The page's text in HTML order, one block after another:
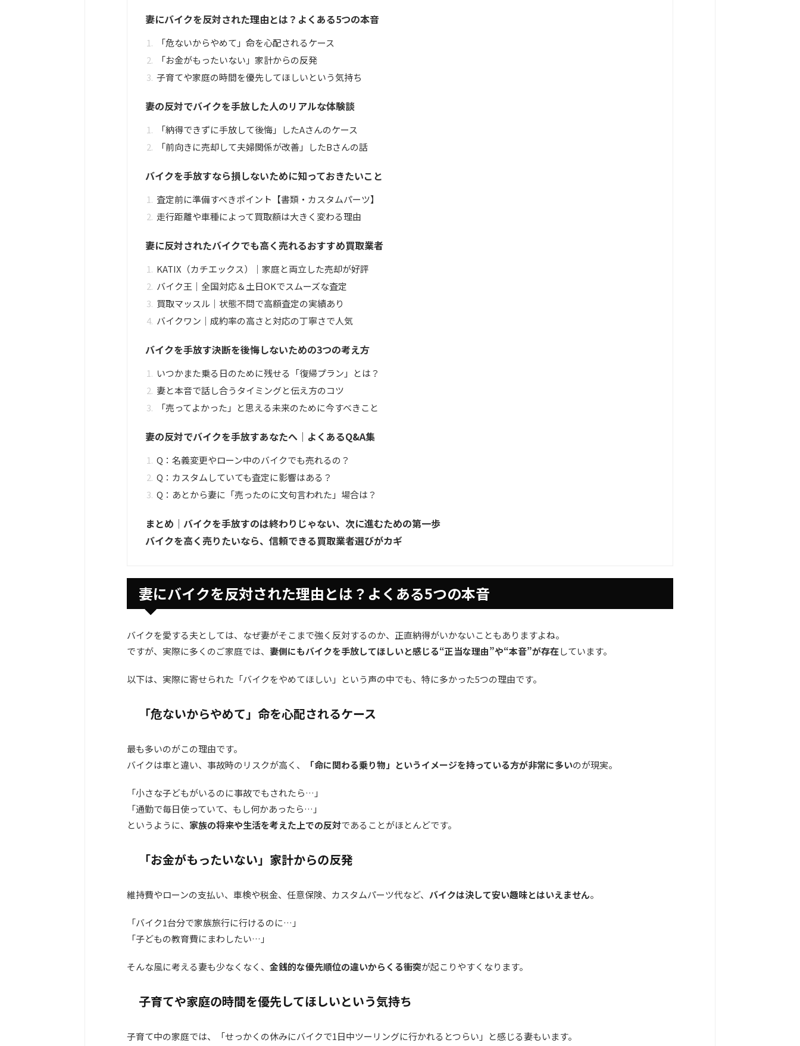
妻にバイクを反対された理由とは？よくある5つの本音
「危ないからやめて」命を心配されるケース
「お金がもったいない」家計からの反発
子育てや家庭の時間を優先してほしいという気持ち
妻の反対でバイクを手放した人のリアルな体験談
「納得できずに手放して後悔」したAさんのケース
「前向きに売却して夫婦関係が改善」したBさんの話
バイクを手放すなら損しないために知っておきたいこと
査定前に準備すべきポイント【書類・カスタムパーツ】
走行距離や車種によって買取額は大きく変わる理由
妻に反対されたバイクでも高く売れるおすすめ買取業者
KATIX（カチエックス）｜家庭と両立した売却が好評
バイク王｜全国対応＆土日OKでスムーズな査定
買取マッスル｜状態不問で高額査定の実績あり
バイクワン｜成約率の高さと対応の丁寧さで人気
バイクを手放す決断を後悔しないための3つの考え方
いつかまた乗る日のために残せる「復帰プラン」とは？
妻と本音で話し合うタイミングと伝え方のコツ
「売ってよかった」と思える未来のために今すべきこと
妻の反対でバイクを手放すあなたへ｜よくあるQ&A集
Q：名義変更やローン中のバイクでも売れるの？
Q：カスタムしていても査定に影響はある？
Q：あとから妻に「売ったのに文句言われた」場合は？
まとめ｜バイクを手放すのは終わりじゃない、次に進むための第一歩
バイクを高く売りたいなら、信頼できる買取業者選びがカギ
妻にバイクを反対された理由とは？よくある5つの本音
バイクを愛する夫としては、なぜ妻がそこまで強く反対するのか、正直納得がいかないこともありますよね。
ですが、実際に多くのご家庭では、 妻側にもバイクを手放してほしいと感じる“正当な理由”や“本音”が存在しています。
以下は、実際に寄せられた「バイクをやめてほしい」という声の中でも、特に多かった5つの理由です。
「危ないからやめて」命を心配されるケース
最も多いのがこの理由です。
バイクは車と違い、事故時のリスクが高く、
「命に関わる乗り物」というイメージを持っている方が非常に多いのが現実。
「小さな子どもがいるのに事故でもされたら…」
「通勤で毎日使っていて、もし何かあったら…」
というように、 家族の将来や生活を考えた上での反対であることがほとんどです。
「お金がもったいない」家計からの反発
維持費やローンの支払い、車検や税金、任意保険、カスタムパーツ代など、 バイクは決して安い趣味とはいえません。
「バイク1台分で家族旅行に行けるのに…」
「子どもの教育費にまわしたい…」
そんな風に考える妻も少なくなく、 金銭的な優先順位の違いからくる衝突が起こりやすくなります。
子育てや家庭の時間を優先してほしいという気持ち
子育て中の家庭では、「せっかくの休みにバイクで1日中ツーリングに行かれるとつらい」と感じる妻もいます。